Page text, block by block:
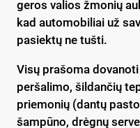
geros valios žmonių
kad automobiliai už
pasiektų ne tušti.
Visų prašoma
peršalimo, šildančių
priemonių (dantų
šampūno, drėgnų